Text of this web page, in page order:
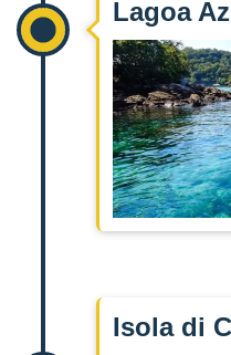
Lagoa
Isola di